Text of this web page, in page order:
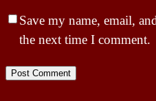
Save my name, email,
the next time I comment.